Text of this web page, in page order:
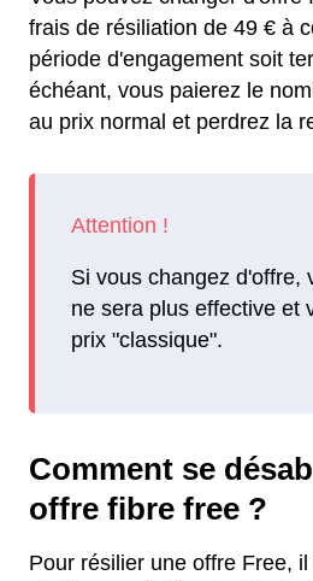
frais de résiliation de 49 € à
période d'engagement soit
échéant, vous paierez le
au prix normal et perdrez la
Si vous changez d'offre,
ne sera plus effective et
prix "classique".
Comment se
offre fibre free ?
Pour résilier une offre Free,